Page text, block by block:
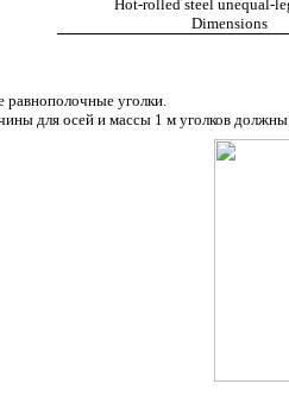
Hot-rolled steel unequal-
Dimensions
равнополочные уголки.
для осей и массы 1 м уголков должны